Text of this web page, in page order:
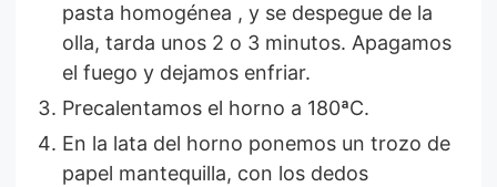
pasta homogénea , y se despegue de la
olla, tarda unos 2 o 3 minutos. Apagamos
el fuego y dejamos enfriar.
Precalentamos el horno a 180ªC.
En la lata del horno ponemos un trozo de
papel mantequilla, con los dedos